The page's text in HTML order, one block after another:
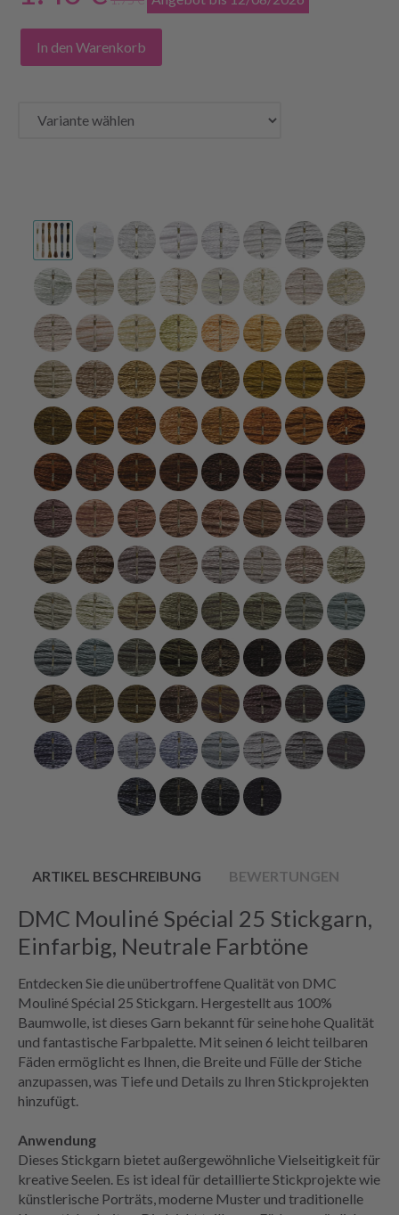
In den Warenkorb
ARTIKEL BESCHREIBUNG BEWERTUNGEN
DMC Mouliné Spécial 25 Stickgarn,
Einfarbig, Neutrale Farbtöne
Entdecken Sie die unübertroffene Qualität von DMC
Mouliné Spécial 25 Stickgarn. Hergestellt aus 100%
Baumwolle, ist dieses Garn bekannt für seine hohe Qualität
und fantastische Farbpalette. Mit seinen 6 leicht teilbaren
Fäden ermöglicht es Ihnen, die Breite und Fülle der Stiche
anzupassen, was Tiefe und Details zu Ihren Stickprojekten
hinzufügt.
Anwendung
Dieses Stickgarn bietet außergewöhnliche Vielseitigkeit für
kreative Seelen. Es ist ideal für detaillierte Stickprojekte wie
künstlerische Porträts, moderne Muster und traditionelle